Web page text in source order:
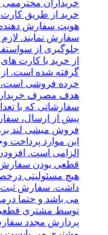
خریداران
خرید از طریق
هویت سفارش دهنده
سفارش نمایند.
جلوگیری از
از خرید با کارت‌
گرفته شده است. از
خرده‌ فروشی است،
هدف مصرف
سفارشاتی که با
پیش از ارسال،
فروش میشی لند
این موارد پرداخت
الزامی است.
قطعی بودن سفارش
هیچ مسئولیتی
می باشد و حتما
توسط مشتری